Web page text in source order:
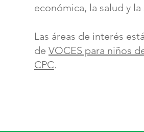
económica, la salud y
Las áreas de interés
de VOCES para niños
CPC.